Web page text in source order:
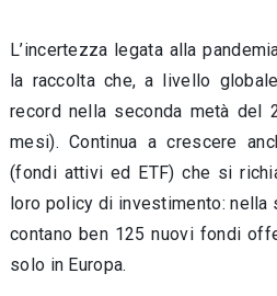
L’incertezza legata alla
la raccolta che, a livello
record nella seconda metà del
mesi). Continua a crescere
(fondi attivi ed ETF) che si
loro policy di investimento: nella
contano ben 125 nuovi fondi
solo in Europa.